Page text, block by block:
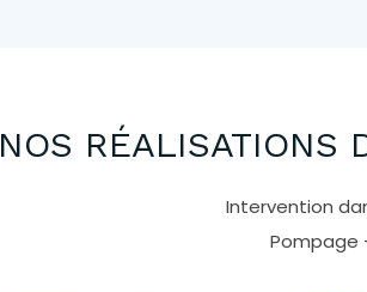
NOS RÉALISATIONS
Intervention
Pompage